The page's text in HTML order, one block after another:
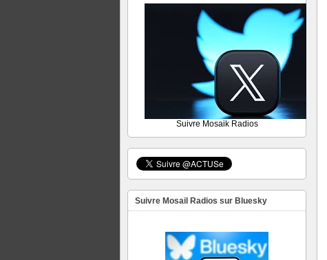
Suivre Mosaik Radios
Suivre Mosail Radios sur Bluesky